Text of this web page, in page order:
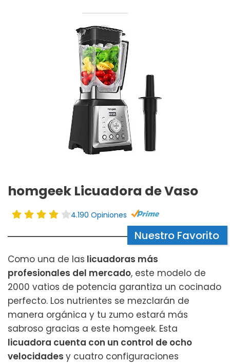
homgeek Licuadora de Vaso
4.190 Opiniones
Nuestro Favorito
Como una de las licuadoras más
profesionales del mercado, este modelo de
2000 vatios de potencia garantiza un cocinado
perfecto. Los nutrientes se mezclarán de
manera orgánica y tu zumo estará más
sabroso gracias a este homgeek. Esta
licuadora cuenta con un control de ocho
velocidades y cuatro configuraciones